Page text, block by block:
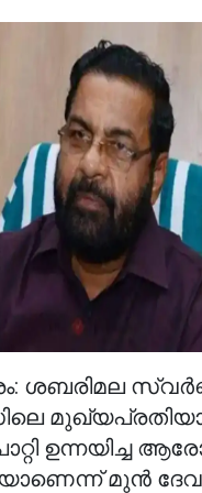
ശബരിമല
ഉന്നയിച്ച
മുൻ